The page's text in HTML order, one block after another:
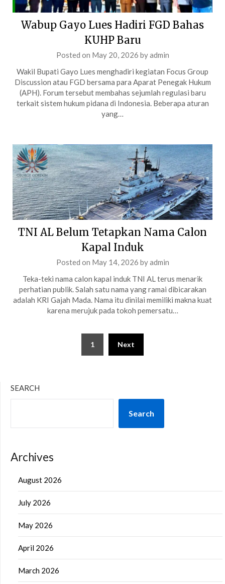
Wabup Gayo Lues Hadiri FGD Bahas
KUHP Baru
Posted on May 20, 2026 byadmin
Wakil Bupati Gayo Lues menghadiri kegiatan Focus Group
Discussion atau FGD bersama para Aparat Penegak Hukum
(APH). Forum tersebut membahas sejumlah regulasi baru
terkait sistem hukum pidana di Indonesia. Beberapa aturan
yang…
TNI AL Belum Tetapkan Nama Calon
Kapal Induk
Posted on May 14, 2026 byadmin
Teka-teki nama calon kapal induk TNI AL terus menarik
perhatian publik. Salah satu nama yang ramai dibicarakan
adalah KRI Gajah Mada. Nama itu dinilai memiliki makna kuat
karena merujuk pada tokoh pemersatu…
1 Next
SEARCH
Search
Archives
August 2026
July 2026
May 2026
April 2026
March 2026